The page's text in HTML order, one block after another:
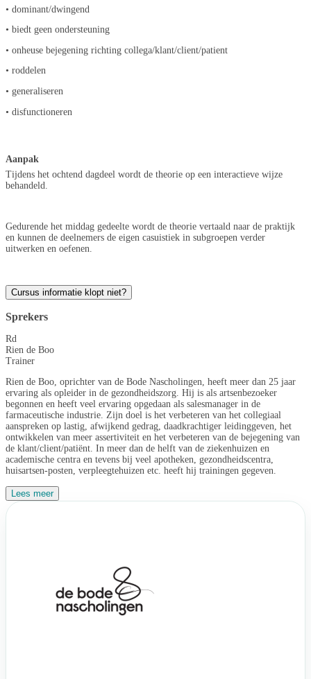
• dominant/dwingend
• biedt geen ondersteuning
• onheuse bejegening richting collega/klant/client/patient
• roddelen
• generaliseren
• disfunctioneren
Aanpak
Tijdens het ochtend dagdeel wordt de theorie op een interactieve wijze
behandeld.
Gedurende het middag gedeelte wordt de theorie vertaald naar de praktijk
en kunnen de deelnemers de eigen casuistiek in subgroepen verder
uitwerken en oefenen.
Cursus informatie klopt niet?
Sprekers
Rd
Rien de Boo
Trainer
Rien de Boo, oprichter van de Bode Nascholingen, heeft meer dan 25 jaar
ervaring als opleider in de gezondheidszorg. Hij is als artsenbezoeker
begonnen en heeft veel ervaring opgedaan als salesmanager in de
farmaceutische industrie. Zijn doel is het verbeteren van het collegiaal
aanspreken op lastig, afwijkend gedrag, daadkrachtiger leidinggeven, het
ontwikkelen van meer assertiviteit en het verbeteren van de bejegening van
de klant/client/patiënt. In meer dan de helft van de ziekenhuizen en
academische centra en tevens bij veel apotheken, gezondheidscentra,
huisartsen-posten, verpleegtehuizen etc. heeft hij trainingen gegeven.
Lees meer